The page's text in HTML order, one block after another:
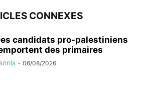
CONNEXES
candidats pro-palestiniens
des primaires
- 06/08/2026